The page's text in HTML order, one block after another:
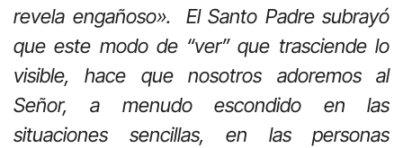
revela engañoso». El Santo Padre subrayó
que este modo de “ver” que trasciende lo
visible, hace que nosotros adoremos al
Señor, a menudo escondido en las
situaciones sencillas, en las personas